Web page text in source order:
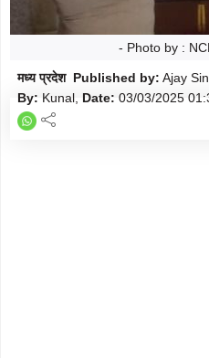
ताज़ा-
ख़बरें
Follow
- Photo by :
मध्य प्रदेश Published by: Ajay
By: Kunal, Date: 03/03/2025